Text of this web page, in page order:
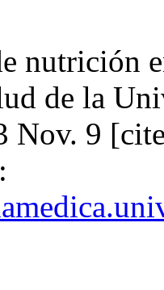
nutrición
de la
Nov. 9